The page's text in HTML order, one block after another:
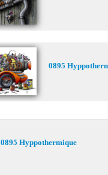
0895
0895 Hyppothermique